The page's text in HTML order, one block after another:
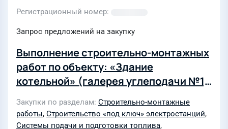
Регистрационный номер
Запрос предложений на закупку
Выполнение строительно-монтажных
работ по объекту: «Здание
котельной» (галерея углеподачи №1,
№06\0120307 филиал «Вахрушевский
угольный разрез» в 2026г
Закупки по разделам Строительно-монтажные
работы, Строительство «под ключ» электростанций,
Системы подачи и подготовки топлива,